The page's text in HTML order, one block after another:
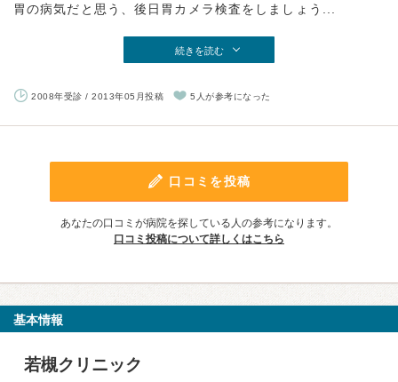
胃の病気だと思う、後日胃カメラ検査をしましょう...
続きを読む
2008年受診 / 2013年05月投稿 5人が参考になった
口コミを投稿
あなたの口コミが病院を探している人の参考になります。
口コミ投稿について詳しくはこちら
基本情報
若槻クリニック